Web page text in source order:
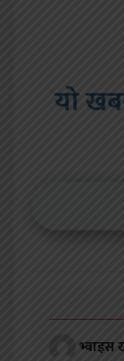
यो
भ्वाइस